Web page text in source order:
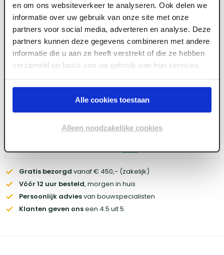
en om ons websiteverkeer te analyseren. Ook delen we
informatie over uw gebruik van onze site met onze
partners voor social media, adverteren en analyse. Deze
partners kunnen deze gegevens combineren met andere
informatie die u aan ze heeft verstrekt of die ze hebben
verzameld op basis van uw gebruik van hun services.
Alle cookies toestaan
Alleen noodzakelijke cookies
Meld je aan of maak een account aan om toegang
te krijgen tot de prijzen.
Wil je de scherpste prijs? Meld je aan voor een
account
Gratis bezorgd vanaf € 450,- (zakelijk)
Vóór 12 uur besteld, morgen in huis
Persoonlijk adviesvan bouwspecialisten
Klanten geven onseen 4.5 uit 5